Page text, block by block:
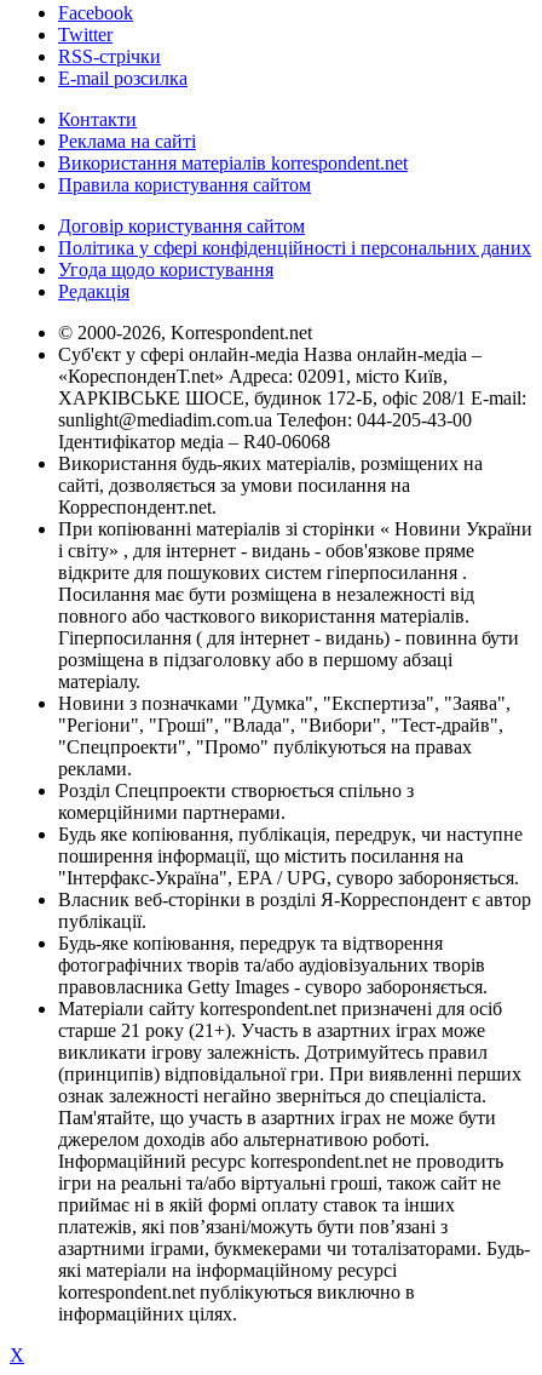
Facebook
Twitter
RSS-стрічки
E-mail розсилка
Контакти
Реклама на сайті
Використання матеріалів korrespondent.net
Правила користування сайтом
Договір користування сайтом
Політика у сфері конфіденційності і персональних даних
Угода щодо користування
Редакція
© 2000-2026, Korrespondent.net
Суб'єкт у сфері онлайн-медіа Назва онлайн-медіа –
«КореспонденТ.net» Адреса: 02091, місто Київ,
ХАРКІВСЬКЕ ШОСЕ, будинок 172-Б, офіс 208/1 E-mail:
sunlight@mediadim.com.ua Телефон: 044-205-43-00
Ідентифікатор медіа – R40-06068
Використання будь-яких матеріалів, розміщених на
сайті, дозволяється за умови посилання на
Корреспондент.net.
При копіюванні матеріалів зі сторінки « Новини України
і світу» , для інтернет - видань - обов'язкове пряме
відкрите для пошукових систем гіперпосилання .
Посилання має бути розміщена в незалежності від
повного або часткового використання матеріалів.
Гіперпосилання ( для інтернет - видань) - повинна бути
розміщена в підзаголовку або в першому абзаці
матеріалу.
Новини з позначками "Думка", "Експертиза", "Заява",
"Регіони", "Гроші", "Влада", "Вибори", "Тест-драйв",
"Спецпроекти", "Промо" публікуються на правах
реклами.
Розділ Спецпроекти створюється спільно з
комерційними партнерами.
Будь яке копіювання, публікація, передрук, чи наступне
поширення інформації, що містить посилання на
"Інтерфакс-Україна", EPA / UPG, суворо забороняється.
Власник веб-сторінки в розділі Я-Корреспондент є автор
публікації.
Будь-яке копіювання, передрук та відтворення
фотографічних творів та/або аудіовізуальних творів
правовласника Getty Images - суворо забороняється.
Матеріали сайту korrespondent.net призначені для осіб
старше 21 року (21+). Участь в азартних іграх може
викликати ігрову залежність. Дотримуйтесь правил
(принципів) відповідальної гри. При виявленні перших
ознак залежності негайно зверніться до спеціаліста.
Пам'ятайте, що участь в азартних іграх не може бути
джерелом доходів або альтернативою роботі.
Інформаційний ресурс korrespondent.net не проводить
ігри на реальні та/або віртуальні гроші, також сайт не
приймає ні в якій формі оплату ставок та інших
платежів, які пов’язані/можуть бути пов’язані з
азартними іграми, букмекерами чи тоталізаторами. Будь-
які матеріали на інформаційному ресурсі
korrespondent.net публікуються виключно в
інформаційних цілях.
X